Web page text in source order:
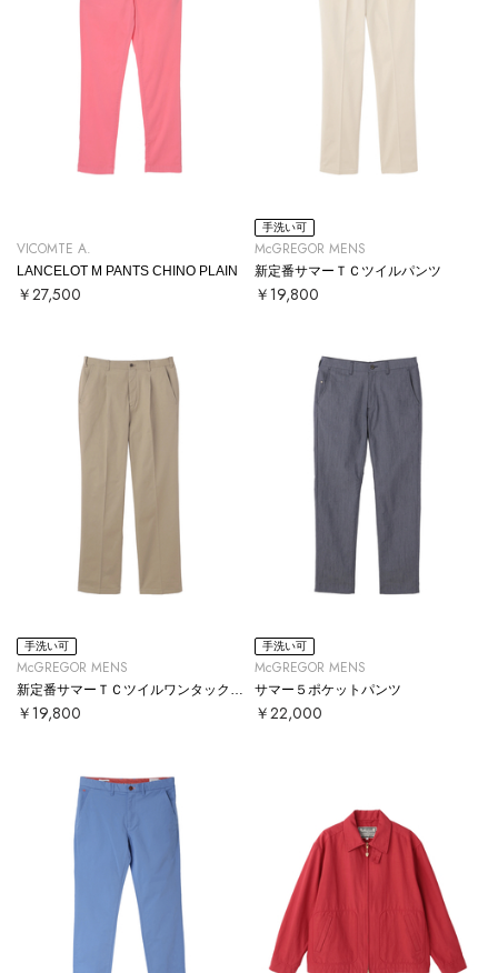
VICOMTE A.
LANCELOT M PANTS CHINO PLAIN
￥27,500
手洗い可
McGREGOR MENS
新定番サマーＴＣツイルパンツ
￥19,800
手洗い可
McGREGOR MENS
新定番サマーＴＣツイルワンタックパンツ
￥19,800
手洗い可
McGREGOR MENS
サマー５ポケットパンツ
￥22,000